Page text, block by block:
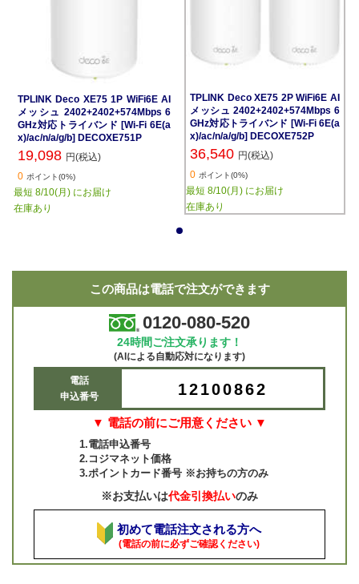
TPLINK Deco XE75 1P WiFi6E AI
メッシュ 2402+2402+574Mbps 6
GHz対応トライバンド [Wi-Fi 6E(a
x)/ac/n/a/g/b] DECOXE751P
19,098 円(税込)
0 ポイント(0%)
最短 8/10(月) にお届け
在庫あり
TPLINK Deco XE75 2P WiFi6E AI
メッシュ 2402+2402+574Mbps 6
GHz対応トライバンド [Wi-Fi 6E(a
x)/ac/n/a/g/b] DECOXE752P
36,540 円(税込)
0 ポイント(0%)
最短 8/10(月) にお届け
在庫あり
この商品は電話で注文ができます
0120-080-520
24時間ご注文承ります！
(AIによる自動応対になります)
電話
申込番号
12100862
▼ 電話の前にご用意ください ▼
1.電話申込番号
2.コジマネット価格
3.ポイントカード番号 ※お持ちの方のみ
※お支払いは代金引換払いのみ
初めて電話注文される方へ
(電話の前に必ずご確認ください)